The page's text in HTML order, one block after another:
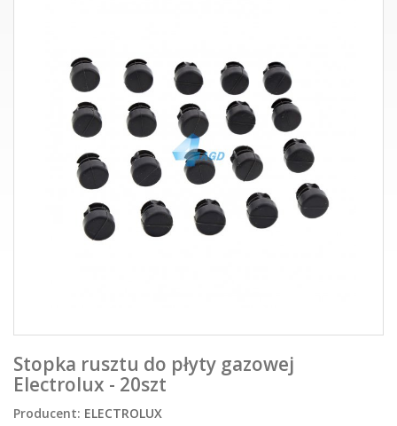
Stopka rusztu do płyty gazowej
Electrolux - 20szt
Producent: ELECTROLUX